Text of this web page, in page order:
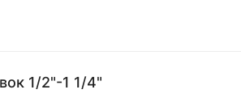
1/2"-1 1/4"